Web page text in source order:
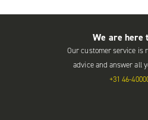
We are here
Our customer service is
advice and answer all
+31 46-